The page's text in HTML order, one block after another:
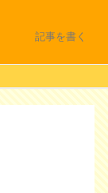
記事を書く